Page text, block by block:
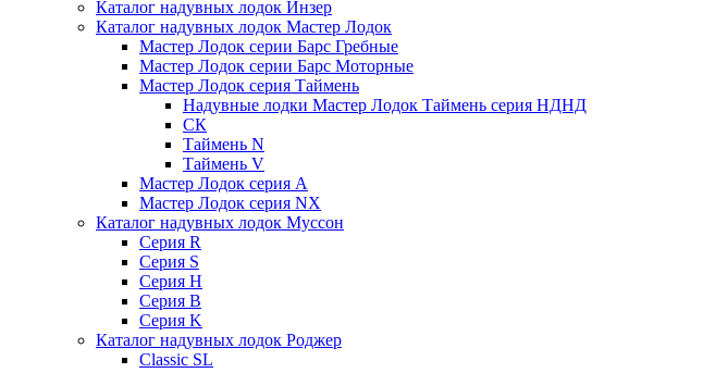
Каталог надувных лодок Инзер
Каталог надувных лодок Мастер Лодок
Мастер Лодок серии Барс Гребные
Мастер Лодок серии Барс Моторные
Мастер Лодок серия Таймень
Надувные лодки Мастер Лодок Таймень серия НДНД
СК
Таймень N
Таймень V
Мастер Лодок серия А
Мастер Лодок серия NX
Каталог надувных лодок Муссон
Серия R
Серия S
Серия H
Серия B
Серия K
Каталог надувных лодок Роджер
Classic SL